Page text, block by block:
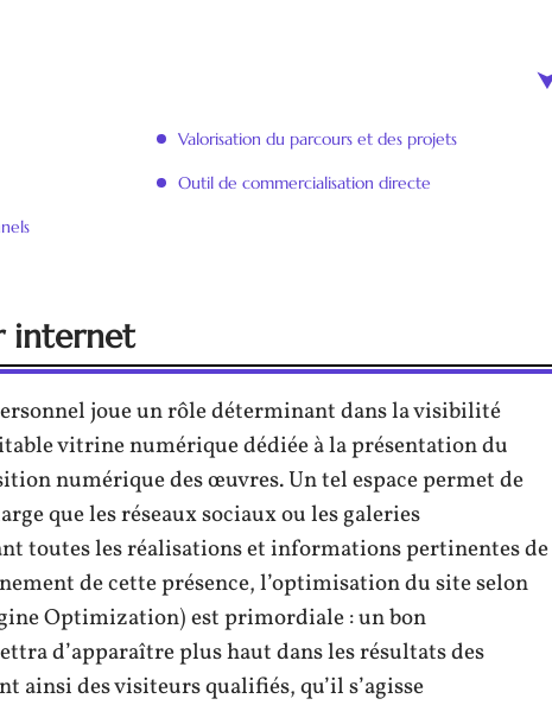
Valorisation du parcours et des projets
Outil de commercialisation directe
internet
joue un rôle déterminant dans la visibilité
vitrine numérique dédiée à la présentation du
numérique des œuvres. Un tel espace permet de
que les réseaux sociaux ou les galeries
toutes les réalisations et informations pertinentes de
de cette présence, l’optimisation du site selon
Optimization) est primordiale : un bon
d’apparaître plus haut dans les résultats des
ainsi des visiteurs qualifiés, qu’il s’agisse